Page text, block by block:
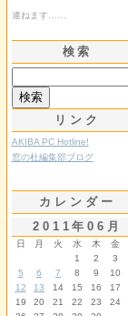
連ねます……
検索
リンク
AKIBA PC Hotline!
窓の杜編集部ブログ
カレンダー
2011年06月
日 月 火 水 木 金
1
2 3
5
6 7 8 9 10
12
13 14 15 16 17
19
20 21 22 23 24